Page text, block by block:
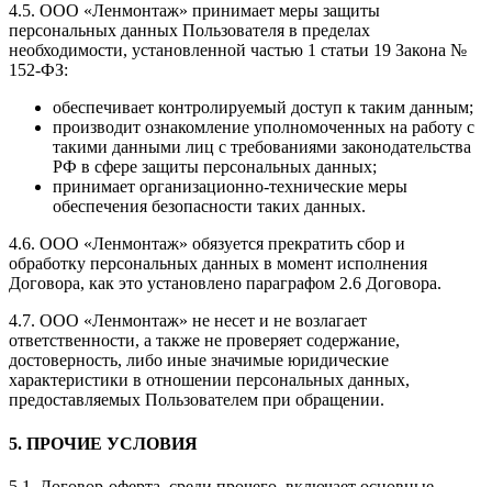
4.5. ООО «Ленмонтаж» принимает меры защиты
персональных данных Пользователя в пределах
необходимости, установленной частью 1 статьи 19 Закона №
152-ФЗ:
обеспечивает контролируемый доступ к таким данным;
производит ознакомление уполномоченных на работу с
такими данными лиц с требованиями законодательства
РФ в сфере защиты персональных данных;
принимает организационно-технические меры
обеспечения безопасности таких данных.
4.6. ООО «Ленмонтаж» обязуется прекратить сбор и
обработку персональных данных в момент исполнения
Договора, как это установлено параграфом 2.6 Договора.
4.7. ООО «Ленмонтаж» не несет и не возлагает
ответственности, а также не проверяет содержание,
достоверность, либо иные значимые юридические
характеристики в отношении персональных данных,
предоставляемых Пользователем при обращении.
5. ПРОЧИЕ УСЛОВИЯ